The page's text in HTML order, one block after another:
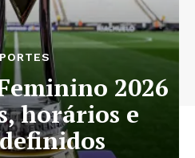
2026
horários e